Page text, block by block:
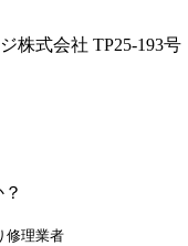
株式会社 TP25-193号
修理業者